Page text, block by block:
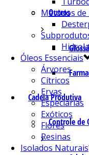
Outros
Cadeia Produtiva
Controle de
Métodos de
Óleos Essenciais
Árvores
Cítricos
Ervas
Especiarias
Exóticos
Flores
Resinas
Isolados Naturais